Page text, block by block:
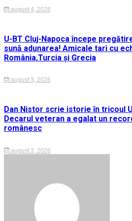
august 4, 2026
U-BT Cluj-Napoca începe
sună adunarea! Amicale tari cu
România,Turcia și Grecia
august 3, 2026
Dan Nistor scrie istorie în tricoul
Decarul veteran a egalat un
românesc
august 3, 2026